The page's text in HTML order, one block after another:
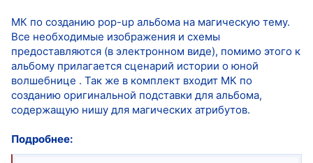
МК по созданию pop-up альбома на магическую тему.
Все необходимые изображения и схемы
предоставляются (в электронном виде), помимо этого к
альбому прилагается сценарий истории о юной
волшебнице . Так же в комплект входит МК по
созданию оригинальной подставки для альбома,
содержащую нишу для магических атрибутов.
Подробнее: